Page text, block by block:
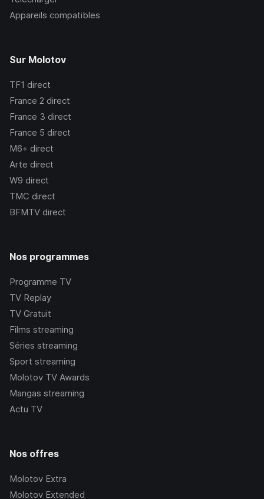
Appareils compatibles
Sur Molotov
TF1 direct
France 2 direct
France 3 direct
France 5 direct
M6+ direct
Arte direct
W9 direct
TMC direct
BFMTV direct
Nos programmes
Programme TV
TV Replay
TV Gratuit
Films streaming
Séries streaming
Sport streaming
Molotov TV Awards
Mangas streaming
Actu TV
Nos offres
Molotov Extra
Molotov Extended